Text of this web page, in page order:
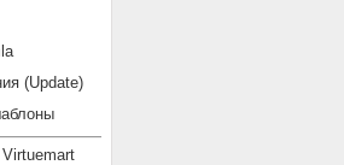
(Update)